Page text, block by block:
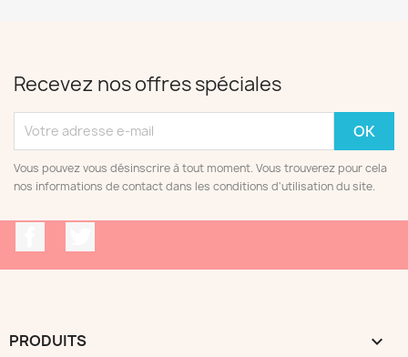
Recevez nos offres spéciales
Vous pouvez vous désinscrire à tout moment. Vous trouverez pour cela
nos informations de contact dans les conditions d'utilisation du site.
PRODUITS 